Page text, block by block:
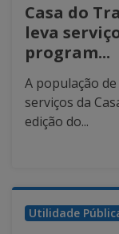
Casa do
leva
program...
A população
serviços da
edição do...
Utilidade